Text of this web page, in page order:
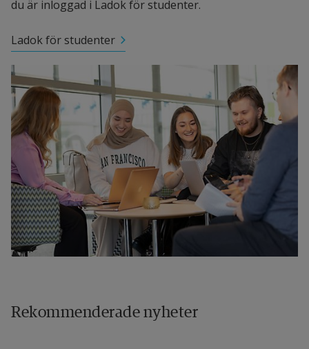
du är inloggad i Ladok för studenter.
Ladok för studenter
Rekommenderade nyheter